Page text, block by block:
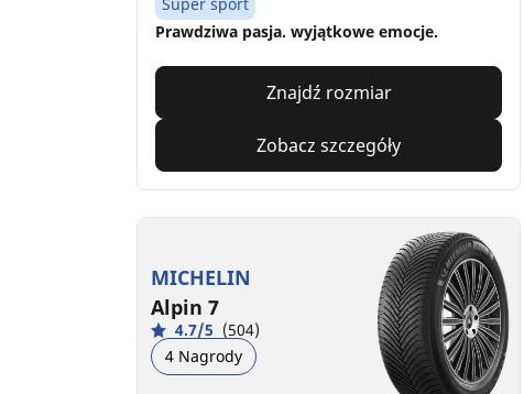
Super sport
Prawdziwa pasja. wyjątkowe emocje.
Znajdź rozmiar
Zobacz szczegóły
MICHELIN
Alpin 7
4.7/5 (504)
4 Nagrody